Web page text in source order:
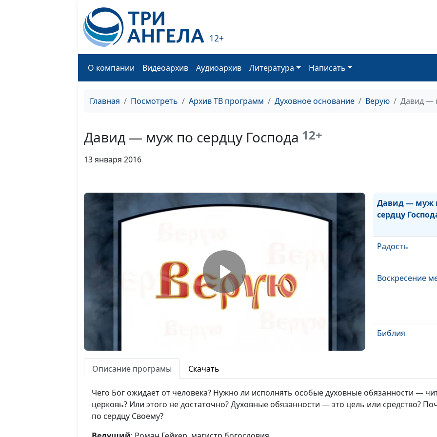
12+
О компании Видеоархив Аудиоархив Литература Написать
Главная Посмотреть Архив ТВ программ Духовное основание Верую Давид —
Давид — муж по сердцу Господа 12+
13 января 2016
Что делать с
Призывает ли
Давид — муж
сердцу
Радость
Воскресение
Библия
Описание програмы Скачать
Чего Бог ожидает от человека? Нужно ли исполнять особые духовные обязанности —
церковь? Или этого не достаточно? Духовные обязанности — это цель или средство?
по сердцу Своему?